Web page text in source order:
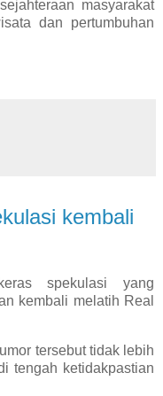
masyarakat
dan pertumbuhan
kembali
spekulasi yang
kembali melatih Real
tersebut tidak lebih
tengah ketidakpastian